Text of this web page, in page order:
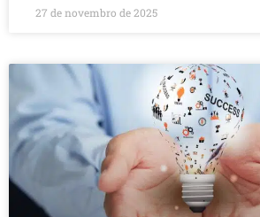
27 de novembro de 2025